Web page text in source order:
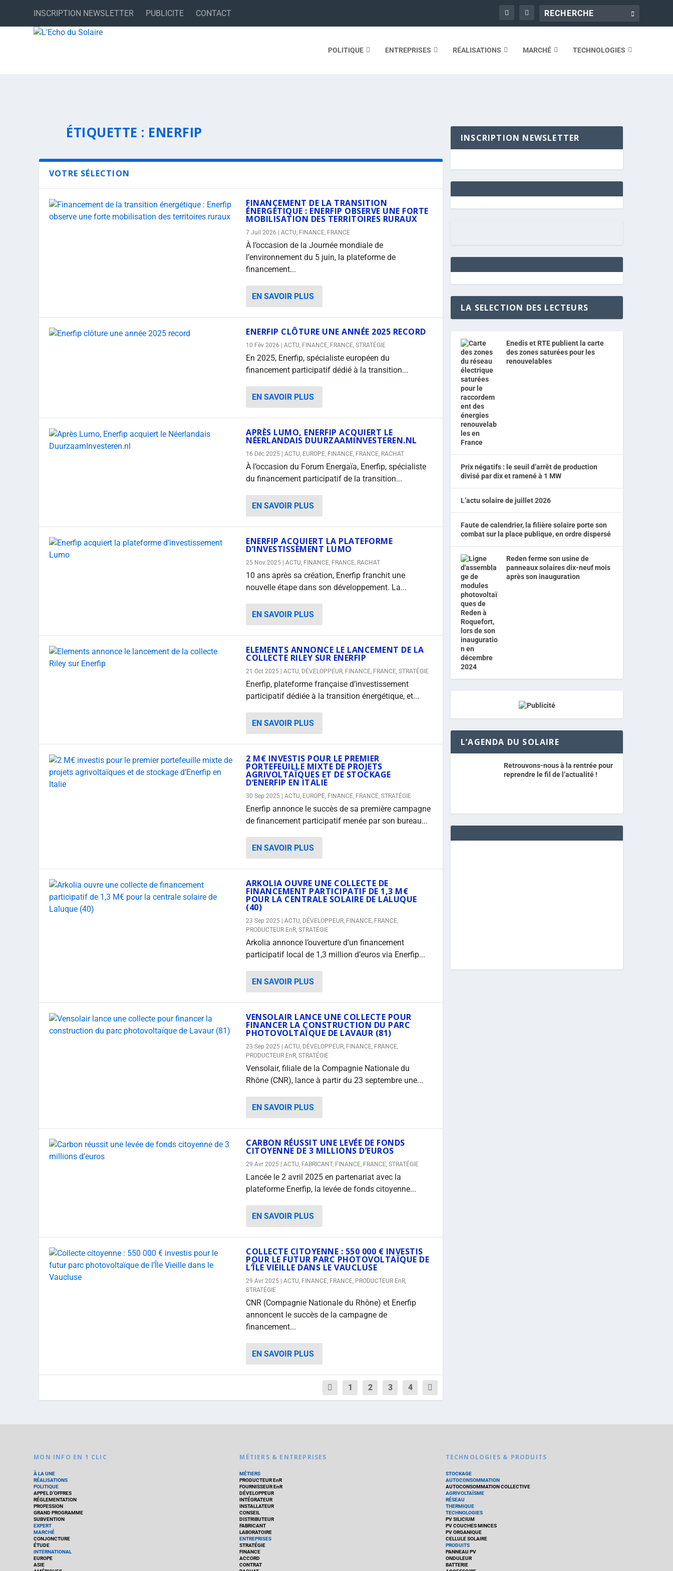
INSCRIPTION NEWSLETTER PUBLICITE CONTACT
POLITIQUE ENTREPRISES RÉALISATIONS MARCHÉ TECHNOLOGIES
ÉTIQUETTE : ENERFIP
VOTRE SÉLECTION
FINANCEMENT DE LA TRANSITION
ÉNERGÉTIQUE : ENERFIP OBSERVE UNE FORTE
MOBILISATION DES TERRITOIRES RURAUX
7 Juil 2026 ACTU, FINANCE, FRANCE
À l’occasion de la Journée mondiale de
l’environnement du 5 juin, la plateforme de
financement...
EN SAVOIR PLUS
ENERFIP CLÔTURE UNE ANNÉE 2025 RECORD
10 Fév 2026 ACTU, FINANCE, FRANCE, STRATÉGIE
En 2025, Enerfip, spécialiste européen du
financement participatif dédié à la transition...
EN SAVOIR PLUS
APRÈS LUMO, ENERFIP ACQUIERT LE
NÉERLANDAIS DUURZAAMINVESTEREN.NL
16 Déc 2025 ACTU, EUROPE, FINANCE, FRANCE, RACHAT
À l’occasion du Forum Energaïa, Enerfip, spécialiste
du financement participatif de la transition...
EN SAVOIR PLUS
ENERFIP ACQUIERT LA PLATEFORME
D’INVESTISSEMENT LUMO
25 Nov 2025 ACTU, FINANCE, FRANCE, RACHAT
10 ans après sa création, Enerfip franchit une
nouvelle étape dans son développement. La...
EN SAVOIR PLUS
ELEMENTS ANNONCE LE LANCEMENT DE LA
COLLECTE RILEY SUR ENERFIP
21 Oct 2025 ACTU, DÉVELOPPEUR, FINANCE, FRANCE, STRATÉGIE
Enerfip, plateforme française d’investissement
participatif dédiée à la transition énergétique, et...
EN SAVOIR PLUS
2 M€ INVESTIS POUR LE PREMIER
PORTEFEUILLE MIXTE DE PROJETS
AGRIVOLTAÏQUES ET DE STOCKAGE
D’ENERFIP EN ITALIE
30 Sep 2025 ACTU, EUROPE, FINANCE, FRANCE, STRATÉGIE
Enerfip annonce le succès de sa première campagne
de financement participatif menée par son bureau...
EN SAVOIR PLUS
ARKOLIA OUVRE UNE COLLECTE DE
FINANCEMENT PARTICIPATIF DE 1,3 M€
POUR LA CENTRALE SOLAIRE DE LALUQUE
(40)
23 Sep 2025 ACTU, DÉVELOPPEUR, FINANCE, FRANCE,
PRODUCTEUR EnR, STRATÉGIE
Arkolia annonce l’ouverture d’un financement
participatif local de 1,3 million d’euros via Enerfip...
EN SAVOIR PLUS
VENSOLAIR LANCE UNE COLLECTE POUR
FINANCER LA CONSTRUCTION DU PARC
PHOTOVOLTAÏQUE DE LAVAUR (81)
23 Sep 2025 ACTU, DÉVELOPPEUR, FINANCE, FRANCE,
PRODUCTEUR EnR, STRATÉGIE
Vensolair, filiale de la Compagnie Nationale du
Rhône (CNR), lance à partir du 23 septembre une...
EN SAVOIR PLUS
CARBON RÉUSSIT UNE LEVÉE DE FONDS
CITOYENNE DE 3 MILLIONS D’EUROS
29 Avr 2025 ACTU, FABRICANT, FINANCE, FRANCE, STRATÉGIE
Lancée le 2 avril 2025 en partenariat avec la
plateforme Enerfip, la levée de fonds citoyenne...
EN SAVOIR PLUS
COLLECTE CITOYENNE : 550 000 € INVESTIS
POUR LE FUTUR PARC PHOTOVOLTAÏQUE DE
L’ÎLE VIEILLE DANS LE VAUCLUSE
29 Avr 2025 ACTU, FINANCE, FRANCE, PRODUCTEUR EnR,
STRATÉGIE
CNR (Compagnie Nationale du Rhône) et Enerfip
annoncent le succès de la campagne de
financement...
EN SAVOIR PLUS
1 2 3 4
INSCRIPTION NEWSLETTER
LA SELECTION DES LECTEURS
Enedis et RTE publient la carte
des zones saturées pour les
renouvelables
Prix négatifs : le seuil d’arrêt de production
divisé par dix et ramené à 1 MW
L’actu solaire de juillet 2026
Faute de calendrier, la filière solaire porte son
combat sur la place publique, en ordre dispersé
Reden ferme son usine de
panneaux solaires dix-neuf mois
après son inauguration
L’AGENDA DU SOLAIRE
Retrouvons-nous à la rentrée pour
reprendre le fil de l’actualité !
MON INFO EN 1 CLIC
À LA UNE
RÉALISATIONS
POLITIQUE
APPEL D’OFFRES
RÉGLEMENTATION
PROFESSION
GRAND PROGRAMME
SUBVENTION
EXPERT
MARCHÉ
CONJONCTURE
ÉTUDE
INTERNATIONAL
EUROPE
ASIE
MÉTIERS & ENTREPRISES
MÉTIERS
PRODUCTEUR EnR
FOURNISSEUR EnR
DÉVELOPPEUR
INTÉGRATEUR
INSTALLATEUR
CONSEIL
DISTRIBUTEUR
FABRICANT
LABORATOIRE
ENTREPRISES
STRATÉGIE
FINANCE
ACCORD
CONTRAT
TECHNOLOGIES & PRODUITS
STOCKAGE
AUTOCONSOMMATION
AUTOCONSOMMATION COLLECTIVE
AGRIVOLTAÏSME
RÉSEAU
THERMIQUE
TECHNOLOGIES
PV SILICIUM
PV COUCHES MINCES
PV ORGANIQUE
CELLULE SOLAIRE
PRODUITS
PANNEAU PV
ONDULEUR
BATTERIE